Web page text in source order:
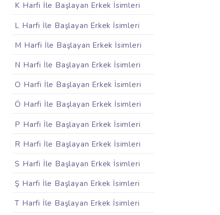
K Harfi İle Başlayan Erkek İsimleri
L Harfi İle Başlayan Erkek İsimleri
M Harfi İle Başlayan Erkek İsimleri
N Harfi İle Başlayan Erkek İsimleri
O Harfi İle Başlayan Erkek İsimleri
Ö Harfi İle Başlayan Erkek İsimleri
P Harfi İle Başlayan Erkek İsimleri
R Harfi İle Başlayan Erkek İsimleri
S Harfi İle Başlayan Erkek İsimleri
Ş Harfi İle Başlayan Erkek İsimleri
T Harfi İle Başlayan Erkek İsimleri